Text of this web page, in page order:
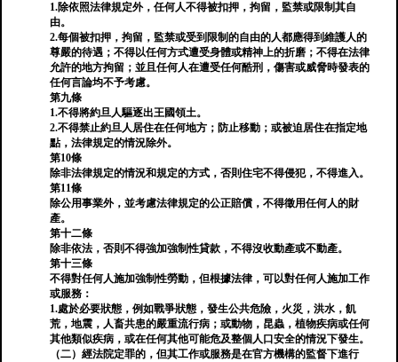
1.除依照法律規定外，任何人不得被扣押，拘留，監禁或限制其自
由。
2.每個被扣押，拘留，監禁或受到限制的自由的人都應得到維護人的
尊嚴的待遇；不得以任何方式遭受身體或精神上的折磨；不得在法律
允許的地方拘留；並且任何人在遭受任何酷刑，傷害或威脅時發表的
任何言論均不予考慮。
第九條
1.不得將約旦人驅逐出王國領土。
2.不得禁止約旦人居住在任何地方；防止移動；或被迫居住在指定地
點，法律規定的情況除外。
第10條
除非法律規定的情況和規定的方式，否則住宅不得侵犯，不得進入。
第11條
除公用事業外，並考慮法律規定的公正賠償，不得徵用任何人的財
產。
第十二條
除非依法，否則不得強加強制性貸款，不得沒收動產或不動產。
第十三條
不得對任何人施加強制性勞動，但根據法律，可以對任何人施加工作
或服務：
1.處於必要狀態，例如戰爭狀態，發生公共危險，火災，洪水，飢
荒，地震，人畜共患的嚴重流行病；或動物，昆蟲，植物疾病或任何
其他類似疾病，或在任何其他可能危及整個人口安全的情況下發生。
（二）經法院定罪的，但其工作或服務是在官方機構的監督下進行